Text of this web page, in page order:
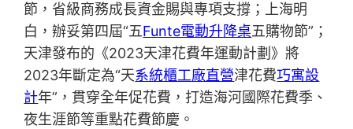
節，省級商務成長資金賜與專項支撐；上海明
白，辦妥第四屆“五Funte電動升降桌五購物節”；
天津發布的《2023天津花費年運動計劃》將
2023年斷定為“天系統櫃工廠直營津花費巧寓設
計年”，貫穿全年促花費，打造海河國際花費季、
夜生涯節等重點花費節慶。